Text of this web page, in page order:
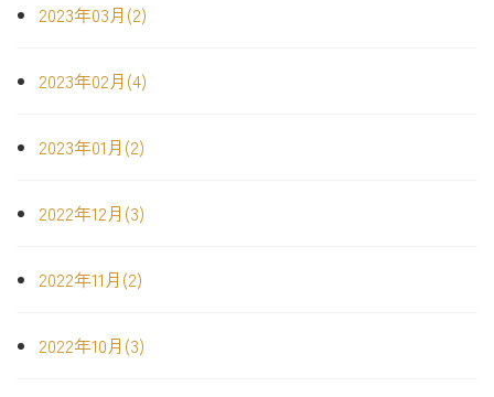
2023年03月(2)
2023年02月(4)
2023年01月(2)
2022年12月(3)
2022年11月(2)
2022年10月(3)